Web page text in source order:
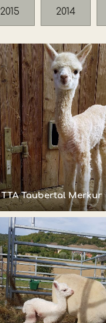
2015 2014
TTA Taubertal Merkur